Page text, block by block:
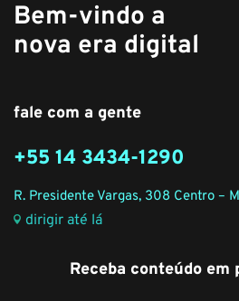
Bem-vindo a
nova era digital
fale com a gente
+55 14 3434-1290
R. Presidente Vargas, 308 Centro –
dirigir até lá
Receba conteúdo em